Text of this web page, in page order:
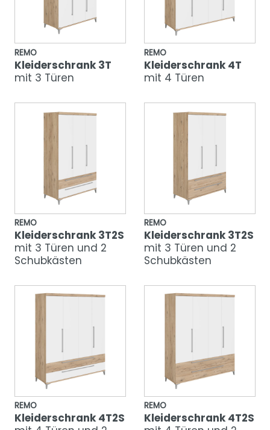
REMO
Kleiderschrank 3T
mit 3 Türen
REMO
Kleiderschrank 4T
mit 4 Türen
REMO
Kleiderschrank 3T2S
mit 3 Türen und 2
Schubkästen
REMO
Kleiderschrank 3T2S
mit 3 Türen und 2
Schubkästen
REMO
Kleiderschrank 4T2S
REMO
Kleiderschrank 4T2S